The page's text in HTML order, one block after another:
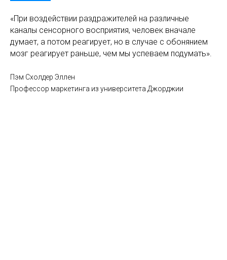
«При воздействии раздражителей на различные
каналы сенсорного восприятия, человек вначале
думает, а потом реагирует, но в случае с обонянием
мозг реагирует раньше, чем мы успеваем подумать».
Пэм Схолдер Эллен
Профессор маркетинга из университета Джорджии